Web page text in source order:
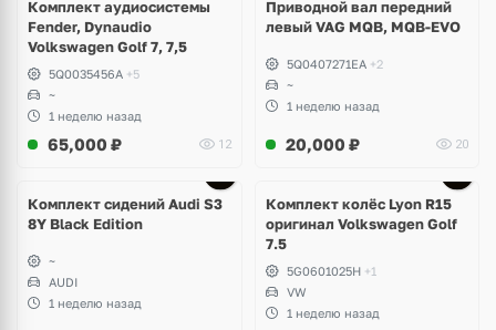
Комплект аудиосистемы
Fender, Dynaudio
Volkswagen Golf 7, 7,5
5Q0035456A +5
~
1 неделю назад
65,000 ₽ 12
Приводной вал передний
левый VAG MQB, MQB-EVO
5Q0407271EA +2
~
1 неделю назад
20,000 ₽ 20
Комплект сидений Audi S3
8Y Black Edition
~
AUDI
1 неделю назад
Комплект колёс Lyon R15
оригинал Volkswagen Golf
7.5
5G0601025H +1
VW
1 неделю назад